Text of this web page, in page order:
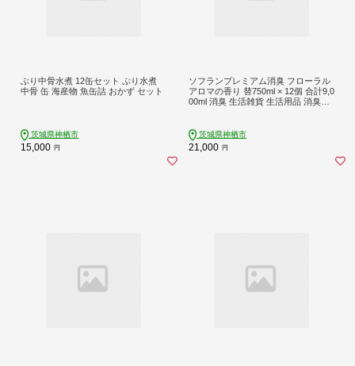
ぶり中骨水煮 12缶セット ぶり水煮
中骨 缶 海産物 魚缶詰 おかず セット
茨城県神栖市
15,000 円
ソフランプレミアム消臭 フローラル
アロマの香り 替750ml × 12個 合計9,0
00ml 消臭 生活雑貨 生活用品 消臭グ
粉症対策
茨城県神栖市
21,000 円